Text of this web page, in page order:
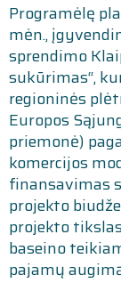
Programėlę
mėn.,
sprendimo
sukūrimas“,
regioninės
Europos
priemonė)
komercijos
finansavimas
projekto
projekto
baseino
pajamų